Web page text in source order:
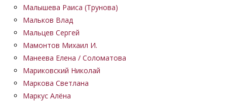
Малышева Раиса (Трунова)
Мальков Влад
Мальцев Сергей
Мамонтов Михаил И.
Манеева Елена / Соломатова
Мариковский Николай
Маркова Светлана
Маркус Алёна